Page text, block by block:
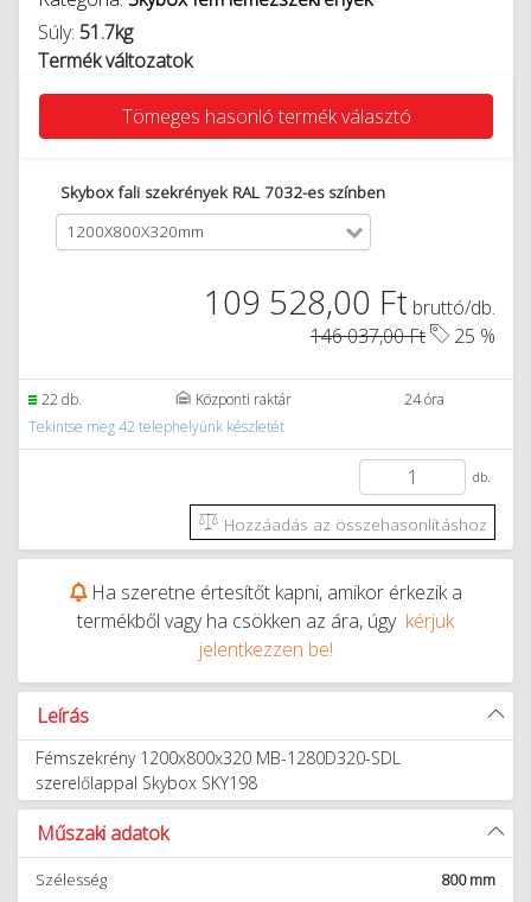
Súly: 51.7kg
Termék változatok
Tömeges hasonló termék választó
Skybox fali szekrények RAL 7032-es színben
1200X800X320mm
109 528,00 Ft bruttó/db.
146 037,00 Ft
25 %
22 db. Központi raktár
24 óra
Tekintse meg 42 telephelyünk készletét
db.
Hozzáadás az összehasonlításhoz
Ha szeretne értesítőt kapni, amikor érkezik a
termékből vagy ha csökken az ára, úgy kérjük
jelentkezzen be!
Leírás
Fémszekrény 1200x800x320 MB-1280D320-SDL
szerelőlappal Skybox SKY198
Műszaki adatok
Szélesség
800 mm